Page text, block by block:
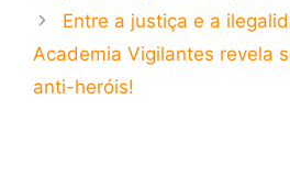
Entre a justiça e a
Academia Vigilantes revela
anti-heróis!